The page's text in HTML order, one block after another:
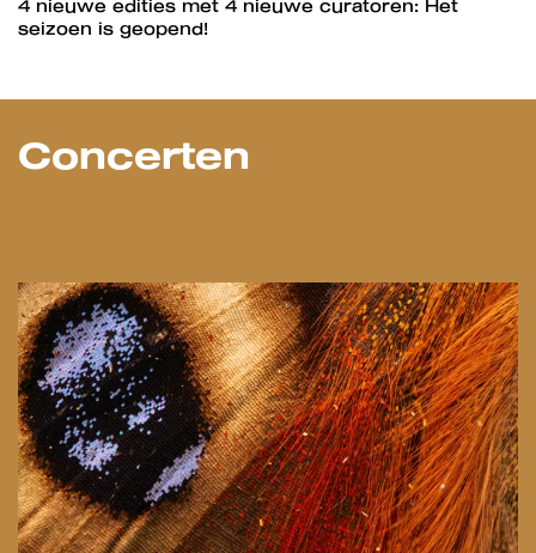
4 nieuwe edities met 4 nieuwe curatoren: Het
seizoen is geopend!
Concerten